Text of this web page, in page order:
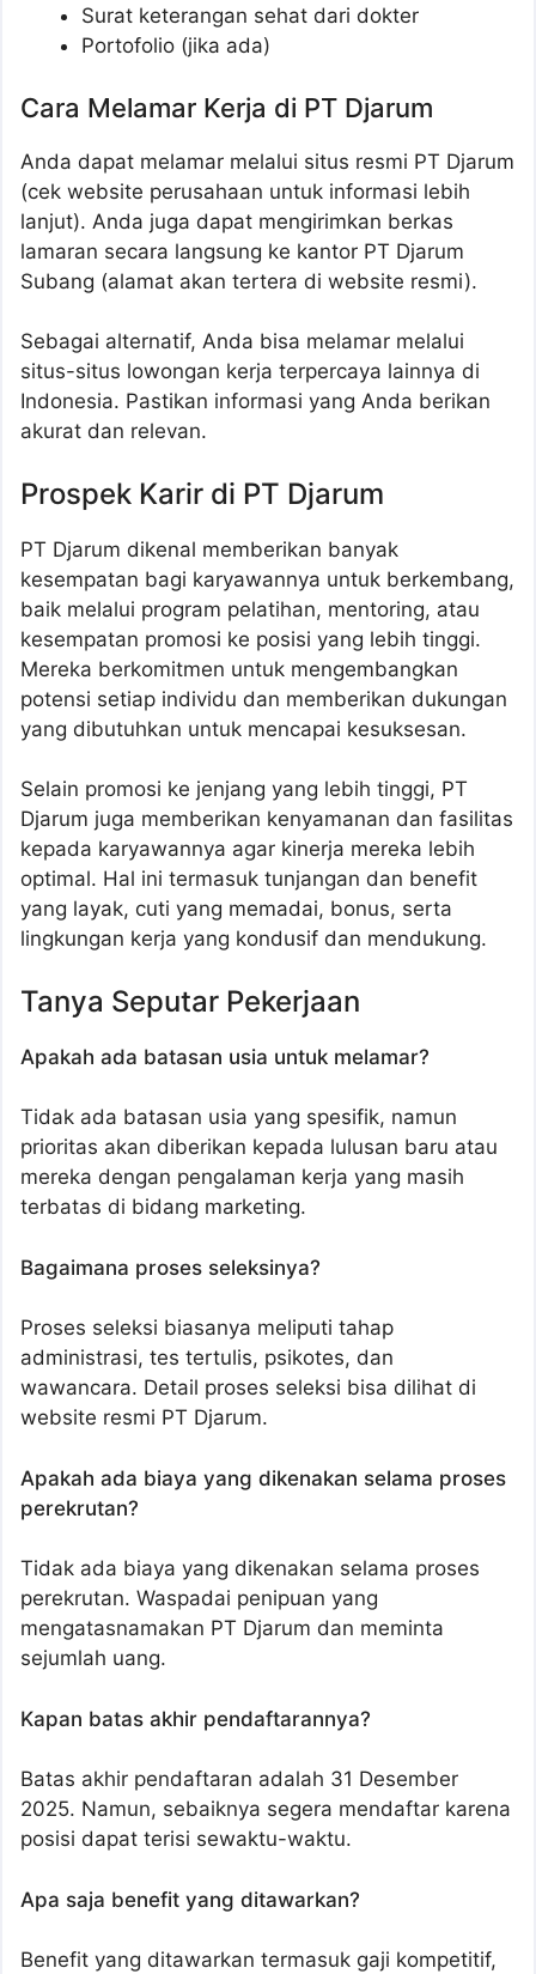
Surat keterangan sehat dari dokter
Portofolio (jika ada)
Cara Melamar Kerja di PT Djarum
Anda dapat melamar melalui situs resmi PT Djarum
(cek website perusahaan untuk informasi lebih
lanjut). Anda juga dapat mengirimkan berkas
lamaran secara langsung ke kantor PT Djarum
Subang (alamat akan tertera di website resmi).
Sebagai alternatif, Anda bisa melamar melalui
situs-situs lowongan kerja terpercaya lainnya di
Indonesia. Pastikan informasi yang Anda berikan
akurat dan relevan.
Prospek Karir di PT Djarum
PT Djarum dikenal memberikan banyak
kesempatan bagi karyawannya untuk berkembang,
baik melalui program pelatihan, mentoring, atau
kesempatan promosi ke posisi yang lebih tinggi.
Mereka berkomitmen untuk mengembangkan
potensi setiap individu dan memberikan dukungan
yang dibutuhkan untuk mencapai kesuksesan.
Selain promosi ke jenjang yang lebih tinggi, PT
Djarum juga memberikan kenyamanan dan fasilitas
kepada karyawannya agar kinerja mereka lebih
optimal. Hal ini termasuk tunjangan dan benefit
yang layak, cuti yang memadai, bonus, serta
lingkungan kerja yang kondusif dan mendukung.
Tanya Seputar Pekerjaan
Apakah ada batasan usia untuk melamar?
Tidak ada batasan usia yang spesifik, namun
prioritas akan diberikan kepada lulusan baru atau
mereka dengan pengalaman kerja yang masih
terbatas di bidang marketing.
Bagaimana proses seleksinya?
Proses seleksi biasanya meliputi tahap
administrasi, tes tertulis, psikotes, dan
wawancara. Detail proses seleksi bisa dilihat di
website resmi PT Djarum.
Apakah ada biaya yang dikenakan selama proses
perekrutan?
Tidak ada biaya yang dikenakan selama proses
perekrutan. Waspadai penipuan yang
mengatasnamakan PT Djarum dan meminta
sejumlah uang.
Kapan batas akhir pendaftarannya?
Batas akhir pendaftaran adalah 31 Desember
2025. Namun, sebaiknya segera mendaftar karena
posisi dapat terisi sewaktu-waktu.
Apa saja benefit yang ditawarkan?
Benefit yang ditawarkan termasuk gaji kompetitif,